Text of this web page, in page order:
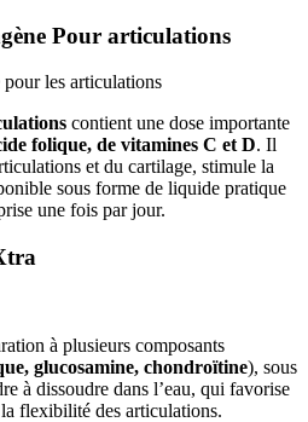
Pour articulations
contient une dose importante
folique, de vitamines C et D. Il
et du cartilage, stimule la
sous forme de liquide pratique
une fois par jour.
à plusieurs composants
glucosamine, chondroïtine), sous
à dissoudre dans l’eau, qui favorise
flexibilité des articulations.